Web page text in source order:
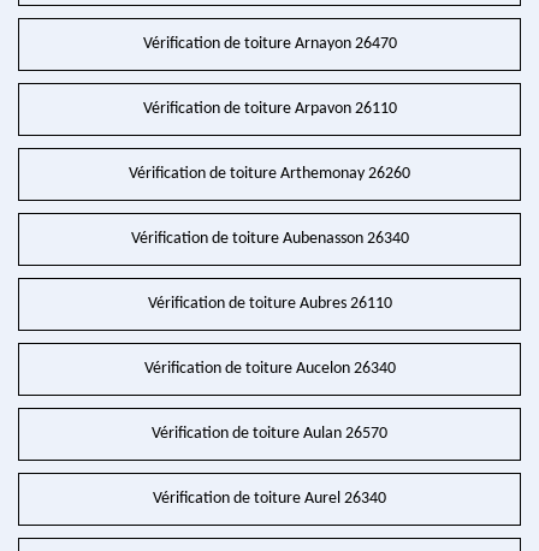
Vérification de toiture Arnayon 26470
Vérification de toiture Arpavon 26110
Vérification de toiture Arthemonay 26260
Vérification de toiture Aubenasson 26340
Vérification de toiture Aubres 26110
Vérification de toiture Aucelon 26340
Vérification de toiture Aulan 26570
Vérification de toiture Aurel 26340